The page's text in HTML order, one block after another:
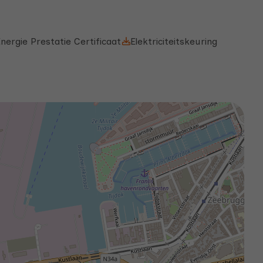
Prestatie Certificaat Elektriciteitskeuring